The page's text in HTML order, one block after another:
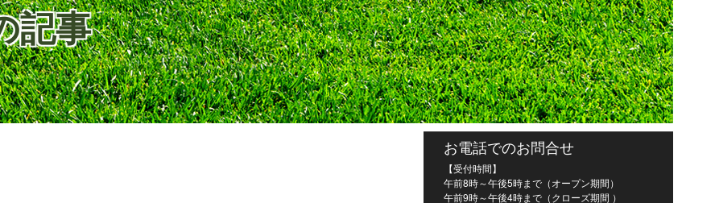
記事
お電話でのお問合せ
【受付時間】
午前8時～午後5時まで（オープン期間）
午前9時～午後4時まで（クローズ期間 ）